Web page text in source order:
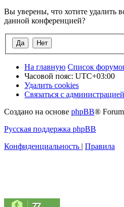
Вы уверены, что хотите удалить
данной конференцией?
На главную Список
Часовой пояс: UTC+03:00
Удалить cookies
Связаться с администрацией
Создано на основе phpBB®
Русская поддержка phpBB
Конфиденциальность | Правила